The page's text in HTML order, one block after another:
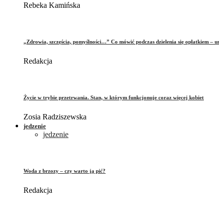
Rebeka Kamińska
„Zdrowia, szczęścia, pomyślności…” Co mówić podczas dzielenia się opłatkiem –
Redakcja
Życie w trybie przetrwania. Stan, w którym funkcjonuje coraz więcej kobiet
Zosia Radziszewska
jedzenie
jedzenie
Woda z brzozy – czy warto ją pić?
Redakcja